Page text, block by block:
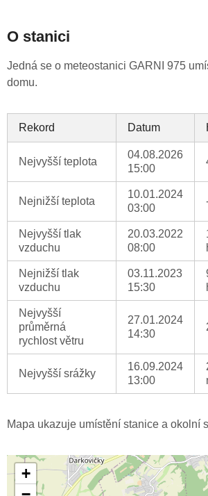
O stanici
Jedná se o meteostanici GARNI 975
domu.
Rekord Datum
Nejvyšší teplota
04.08.2026
15:00
Nejnižší teplota
10.01.2024
03:00
Nejvyšší tlak
vzduchu
20.03.2022
08:00
Nejnižší tlak
vzduchu
03.11.2023
15:30
Nejvyšší
průměrná
rychlost větru
27.01.2024
14:30
Nejvyšší srážky
16.09.2024
13:00
Mapa ukazuje umístění stanice a okolní
+